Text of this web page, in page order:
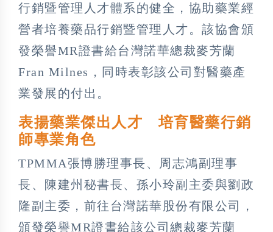
行銷暨管理人才體系的健全，協助藥業經
營者培養藥品行銷暨管理人才。該協會頒
發榮譽MR證書給台灣諾華總裁麥芳蘭
Fran Milnes，同時表彰該公司對醫藥產
業發展的付出。
表揚藥業傑出人才 培育醫藥行銷
師專業角色
TPMMA張博勝理事長、周志鴻副理事
長、陳建州秘書長、孫小玲副主委與劉政
隆副主委，前往台灣諾華股份有限公司，
頒發榮譽MR證書給該公司總裁麥芳蘭